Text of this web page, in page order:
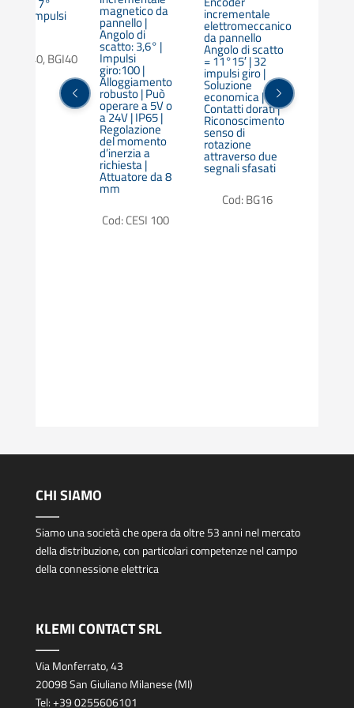
scatto: 7°
12’° | Impulsi
BG40, BGI40
magnetico da
pannello |
Angolo di
scatto: 3,6° |
Impulsi
giro:100 |
Alloggiamento
robusto | Può
operare a 5V o
a 24V | IP65 |
Regolazione
del momento
d’inerzia a
richiesta |
Attuatore da 8
mm
Cod: CESI 100
incrementale
elettromeccanico
da pannello
Angolo di scatto
= 11°15′ | 32
impulsi giro |
Soluzione
economica |
Contatti dorati |
Riconoscimento
senso di
rotazione
attraverso due
segnali sfasati
Cod: BG16
CHI SIAMO
Siamo una società che opera da oltre 53 anni nel mercato
della distribuzione, con particolari competenze nel campo
della connessione elettrica
KLEMI CONTACT SRL
Via Monferrato, 43
20098 San Giuliano Milanese (MI)
Tel:+39 0255606101